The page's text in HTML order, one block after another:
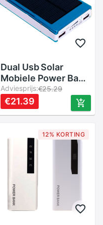
Dual Usb Solar
Mobiele Power Bank
Nestelen Draagbare
Batterij Oplader
Doos Camping Licht
Adviesprijs:€25.29
€21.39
12% KORTING